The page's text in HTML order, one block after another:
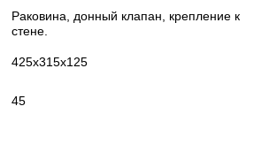
Раковина, донный клапан, крепление к
стене.
425х315х125
45